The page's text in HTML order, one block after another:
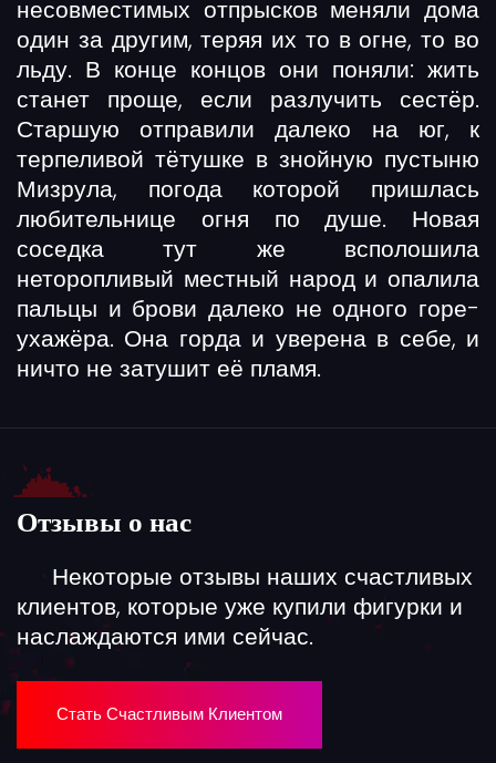
несовместимых отпрысков меняли дома
один за другим, теряя их то в огне, то во
льду. В конце концов они поняли: жить
станет проще, если разлучить сестёр.
Старшую отправили далеко на юг, к
терпеливой тётушке в знойную пустыню
Мизрула, погода которой пришлась
любительнице огня по душе. Новая
соседка тут же всполошила
неторопливый местный народ и опалила
пальцы и брови далеко не одного горе-
ухажёра. Она горда и уверена в себе, и
ничто не затушит её пламя.
Отзывы о нас
Некоторые отзывы наших счастливых
клиентов, которые уже купили фигурки и
наслаждаются ими сейчас.
Стать Счастливым Клиентом